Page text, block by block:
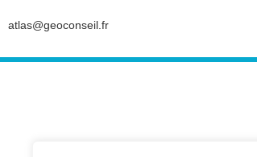
atlas@geoconseil.fr